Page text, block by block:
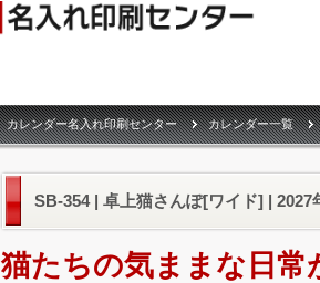
カレンダー名入れ印刷センター カレンダー一覧
SB-354 | 卓上猫さんぽ[ワイド] | 2027
猫たちの気ままな日